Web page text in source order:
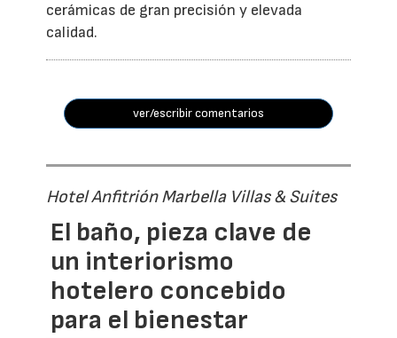
cerámicas de gran precisión y elevada
calidad.
ver/escribir comentarios
Hotel Anfitrión Marbella Villas & Suites
El baño, pieza clave de
un interiorismo
hotelero concebido
para el bienestar